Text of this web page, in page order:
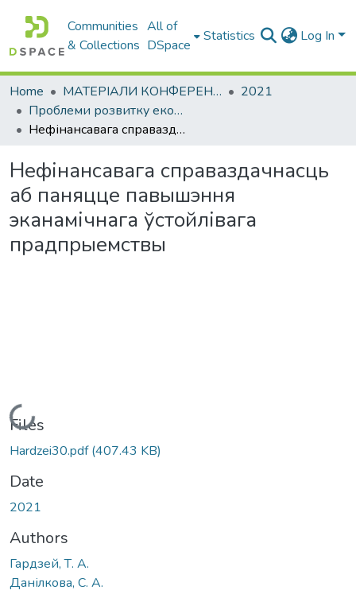
Communities
& Collections
All of
DSpace
Statistics Log In
Home МАТЕРІАЛИ КОНФЕРЕНЦІЙ
2021
Проблеми розвитку економіки підприємства: погляд молоді
Нефінансавага справаздачнасць аб паняцце павышэння эканамічнага ўстойлівага прадпрыемствы
Нефінансавага справаздачнасць
аб паняцце павышэння
эканамічнага ўстойлівага
прадпрыемствы
Loading...
Files
Hardzei30.pdf(407.43 KB)
Date
2021
Authors
Гардзей, Т. А.
Данілкова, С. А.